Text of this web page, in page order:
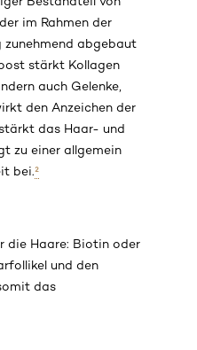
im Rahmen der
zunehmend abgebaut
stärkt Kollagen
auch Gelenke,
den Anzeichen der
das Haar- und
zu einer allgemein
bei.²
die Haare: Biotin oder
und den
das